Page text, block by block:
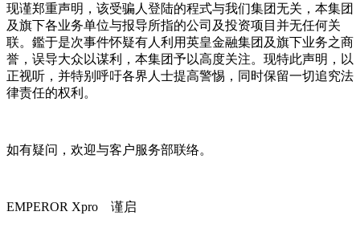
现谨郑重声明，该受骗人登陆的程式与我们集团无关，本集团
及旗下各业务单位与报导所指的公司及投资项目并无任何关
联。鑑于是次事件怀疑有人利用英皇金融集团及旗下业务之商
誉，误导大众以谋利，本集团予以高度关注。现特此声明，以
正视听，并特别呼吁各界人士提高警惕，同时保留一切追究法
律责任的权利。
如有疑问，欢迎与客户服务部联络。
EMPEROR Xpro 谨启